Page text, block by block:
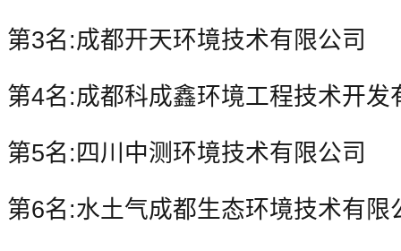
第3名:成都开天环境技术有限公司
第4名:成都科成鑫环境工程技术开发
第5名:四川中测环境技术有限公司
第6名:水土气成都生态环境技术有限